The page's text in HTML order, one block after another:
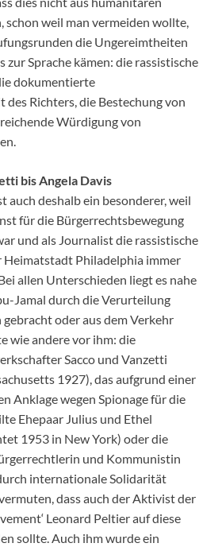
schon weil man vermeiden wollte,
die Ungereimtheiten
zur Sprache kämen: die rassistische
dokumentierte
Richters, die Bestechung von
Würdigung von
bis Angela Davis
auch deshalb ein besonderer, weil
für die Bürgerrechtsbewegung
und als Journalist die rassistische
Philadelphia immer
allen Unterschieden liegt es nahe
Jamal durch die Verurteilung
gebracht oder aus dem Verkehr
wie andere vor ihm: die
Sacco und Vanzetti
1927), das aufgrund einer
Anklage wegen Spionage für die
Ehepaar Julius und Ethel
1953 in New York) oder die
und Kommunistin
internationale Solidarität
dass auch der Aktivist der
Leonard Peltier auf diese
sollte. Auch ihm wurde ein